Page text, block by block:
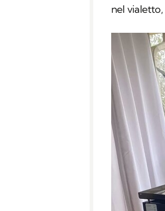
nel vialetto,